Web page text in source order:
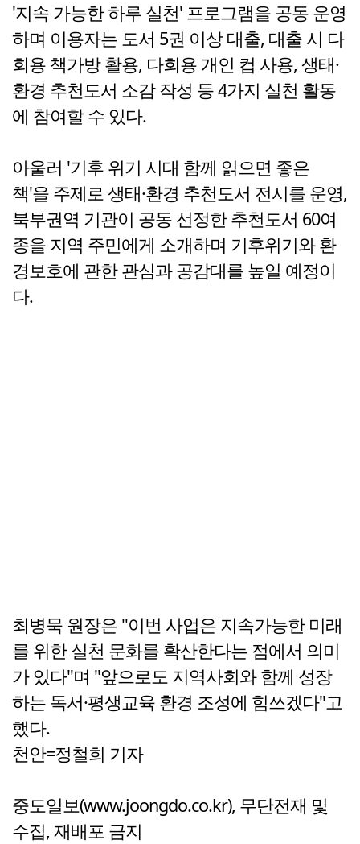
'지속 가능한 하루 실천' 프로그램을 공동 운영
하며 이용자는 도서 5권 이상 대출, 대출 시 다
회용 책가방 활용, 다회용 개인 컵 사용, 생태·
환경 추천도서 소감 작성 등 4가지 실천 활동
에 참여할 수 있다.
아울러 '기후 위기 시대 함께 읽으면 좋은
책'을 주제로 생태·환경 추천도서 전시를 운영,
북부권역 기관이 공동 선정한 추천도서 60여
종을 지역 주민에게 소개하며 기후위기와 환
경보호에 관한 관심과 공감대를 높일 예정이
다.
최병묵 원장은 "이번 사업은 지속가능한 미래
를 위한 실천 문화를 확산한다는 점에서 의미
가 있다"며 "앞으로도 지역사회와 함께 성장
하는 독서·평생교육 환경 조성에 힘쓰겠다"고
했다.
천안=정철희 기자
중도일보(www.joongdo.co.kr), 무단전재 및
수집, 재배포 금지